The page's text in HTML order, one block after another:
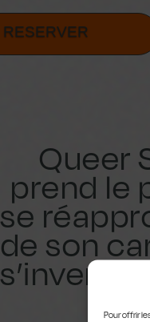
Pour offrir
RESERVER
Queer
prend le
se
de son